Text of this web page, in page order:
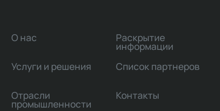
О нас
Услуги и решения
Отрасли
промышленности
Раскрытие
информации
Список партнеров
Контакты